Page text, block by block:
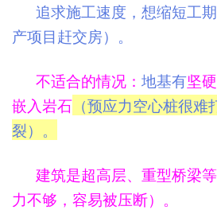
追求施工速度，想缩短工
产项目赶交房）。
不适合的情况： 地基有坚
嵌入岩石 （预应力空心桩很
裂）。
建筑是超高层、重型桥梁
力不够，容易被压断）。